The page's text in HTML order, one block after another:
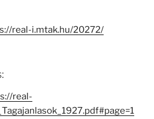
real-i.mtak.hu/20272/
real-